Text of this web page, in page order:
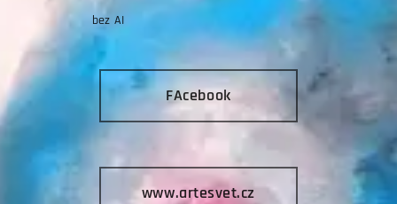
bez AI
FAcebook
www.artesvet.cz